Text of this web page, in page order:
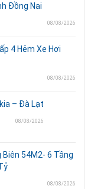
Đồng Nai
08/08/2026
4 Hẻm Xe Hơi
08/08/2026
– Đà Lạt
08/08/2026
Biên 54M2- 6 Tầng
08/08/2026